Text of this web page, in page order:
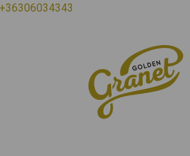
+36306034343